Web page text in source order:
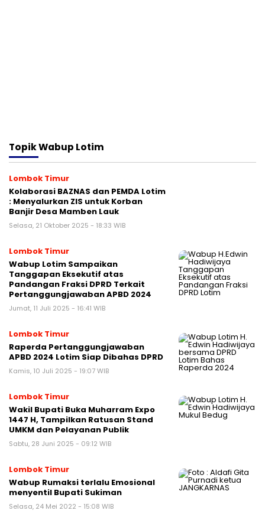
TopikWabup Lotim
Lombok Timur
Kolaborasi BAZNAS dan PEMDA Lotim
: Menyalurkan ZIS untuk Korban
Banjir Desa Mamben Lauk
Selasa, 21 Oktober 2025 - 18:33 WIB
Lombok Timur
Wabup Lotim Sampaikan
Tanggapan Eksekutif atas
Pandangan Fraksi DPRD Terkait
Pertanggungjawaban APBD 2024
Jumat, 11 Juli 2025 - 16:41 WIB
Lombok Timur
Raperda Pertanggungjawaban
APBD 2024 Lotim Siap Dibahas DPRD
Kamis, 10 Juli 2025 - 19:07 WIB
Lombok Timur
Wakil Bupati Buka Muharram Expo
1447 H, Tampilkan Ratusan Stand
UMKM dan Pelayanan Publik
Sabtu, 28 Juni 2025 - 09:12 WIB
Lombok Timur
Wabup Rumaksi terlalu Emosional
menyentil Bupati Sukiman
Selasa, 24 Mei 2022 - 15:08 WIB